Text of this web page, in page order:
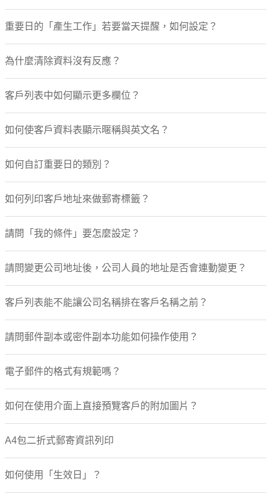
重要日的「產生工作」若要當天提醒，如何設定？
為什麼清除資料沒有反應？
客戶列表中如何顯示更多欄位？
如何使客戶資料表顯示暱稱與英文名？
如何自訂重要日的類別？
如何列印客戶地址來做郵寄標籤？
請問「我的條件」要怎麼設定？
請問變更公司地址後，公司人員的地址是否會連動變更？
客戶列表能不能讓公司名稱排在客戶名稱之前？
請問郵件副本或密件副本功能如何操作使用？
電子郵件的格式有規範嗎？
如何在使用介面上直接預覽客戶的附加圖片？
A4包二折式郵寄資訊列印
如何使用「生效日」？